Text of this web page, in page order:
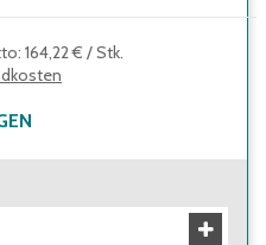
: 164,22 € /Stk.